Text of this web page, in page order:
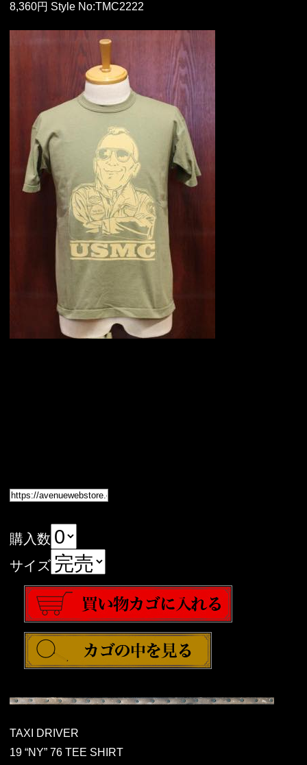
8,360円 Style No:TMC2222
購入数
サイズ
TAXI DRIVER
19 “NY” 76 TEE SHIRT